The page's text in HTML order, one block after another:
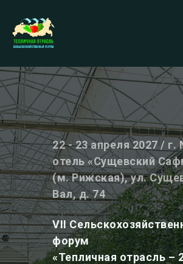
22 - 23 апреля 2027 / г.
отель «Сущевский
(м. Рижская), ул.
Вал, д. 74
VII
форум
«Тепличная отрасль –